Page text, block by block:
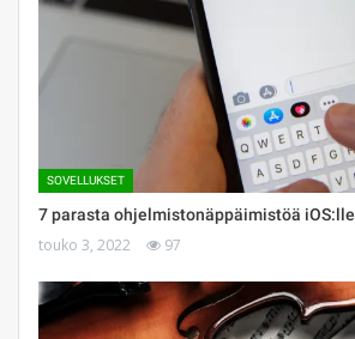
SOVELLUKSET
7 parasta ohjelmistonäppäimistöä iOS:lle
touko 3, 2022 97